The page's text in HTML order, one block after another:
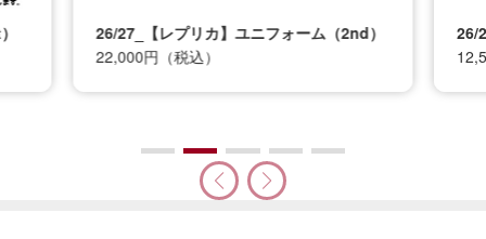
26/27_【レプリカ】ユニフォーム（2nd）
22,000円（税込）
26/